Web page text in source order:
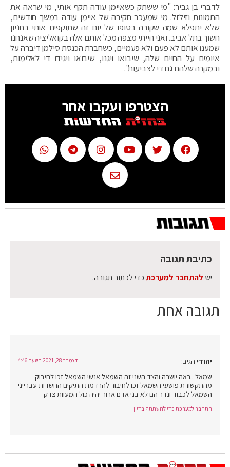
לדברי בן גביר: "מי ששתק כשאיימן עודה תקף אותי, מי שראה את
התמונות וזילזל. מי שמעכב חקירה של איימן עודה במשך חודשים,
שלא יתפלא שמה שקורה בסופו של יום זה שתוקפים אותי בחניון
חשוך בתל אביב. ואני הייתי מצפה מכל אותם אלה בקואליציה שאנחנו
שמענו אותם לא פעם ולא פעמיים, כשחברת הכנסת סילמן דיברה על
איומים על החיים שלה, שיבואו ויגנו, שיבואו ויגידו די לאלימות,
ובמקרה שלהם גם די לצביעות".
הצטרפו ועקבו אחר
תגובה אחת
יהודי הגיב: דצמבר 28, 2021 בשעה 4:46
שמאל ..ראה יושרה והצד השני זה השמאל אנשי השמאל זכו לחיבוק
מהתקשורת פושעי השמאל זכו לחיבור להרדמת התיקים החשדות עברייני
השמאל לכבוד ונדר הם לא בני אדם ארור יהיה כול המעוות צדק
התחבר למערכת כדי להשתתף בדיון
כתיבת תגובה
יש להתחבר למערכתכדי לכתוב תגובה.